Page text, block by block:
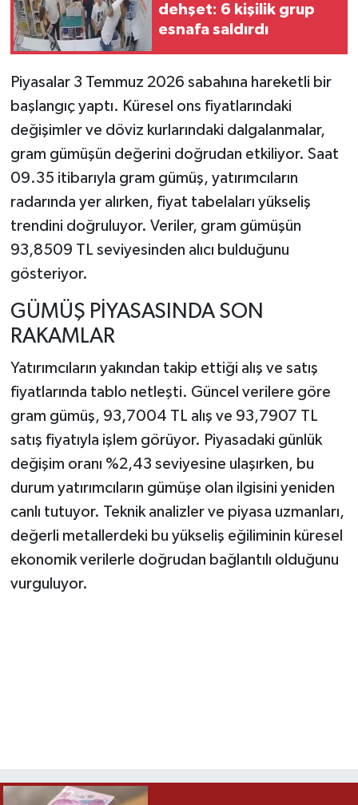
dehşet: 6 kişilik grup
esnafa saldırdı
Piyasalar 3 Temmuz 2026 sabahına hareketli bir
başlangıç yaptı. Küresel ons fiyatlarındaki
değişimler ve döviz kurlarındaki dalgalanmalar,
gram gümüşün değerini doğrudan etkiliyor. Saat
09.35 itibarıyla gram gümüş, yatırımcıların
radarında yer alırken, fiyat tabelaları yükseliş
trendini doğruluyor. Veriler, gram gümüşün
93,8509 TL seviyesinden alıcı bulduğunu
gösteriyor.
GÜMÜŞ PİYASASINDA SON
RAKAMLAR
Yatırımcıların yakından takip ettiği alış ve satış
fiyatlarında tablo netleşti. Güncel verilere göre
gram gümüş, 93,7004 TL alış ve 93,7907 TL
satış fiyatıyla işlem görüyor. Piyasadaki günlük
değişim oranı %2,43 seviyesine ulaşırken, bu
durum yatırımcıların gümüşe olan ilgisini yeniden
canlı tutuyor. Teknik analizler ve piyasa uzmanları,
değerli metallerdeki bu yükseliş eğiliminin küresel
ekonomik verilerle doğrudan bağlantılı olduğunu
vurguluyor.
OTOMOTİV
TEKNOLOJİ
KÜLTÜR SANAT